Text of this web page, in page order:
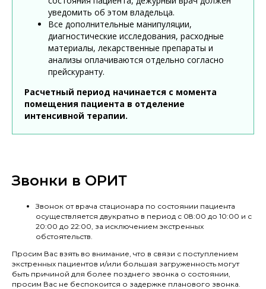
уведомить об этом владельца.
Все дополнительные манипуляции,
диагностические исследования, расходные
материалы, лекарственные препараты и
анализы оплачиваются отдельно согласно
прейскуранту.
Расчетный период начинается с момента
помещения пациента в отделение
интенсивной терапии.
Звонки в ОРИТ
Звонок от врача стационара по состоянии пациента
осуществляется двукратно в период с 08:00 до 10:00 и с
20:00 до 22:00, за исключением экстренных
обстоятельств.
Просим Вас взять во внимание, что в связи с поступлением
экстренных пациентов и/или большая загруженность могут
быть причиной для более позднего звонка о состоянии,
просим Вас не беспокоится о задержке планового звонка.